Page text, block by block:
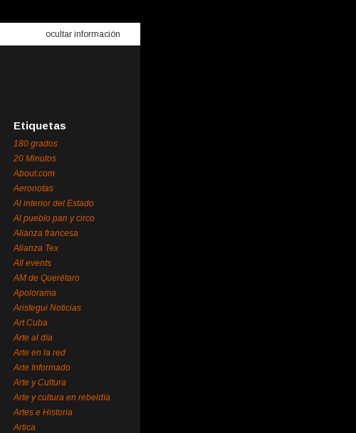
ocultar información
Etiquetas
180 grados
20 Minutos
About.com
Aeronotas
Al interior del Estado
Al pueblo pan y circo
Alianza francesa
Alianza Tex
All events
AM de Querétaro
Apolorama
Aristegui Noticias
Art Cuba
Arte al día
Arte en la red
Arte Informado
Arte y Cultura
Arte y cultura en rebeldía
Artes e Historia
Artica